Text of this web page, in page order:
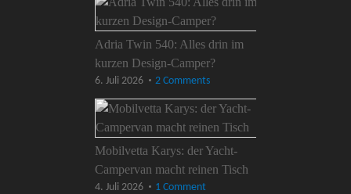
Adria Twin 540: Alles drin im
kurzen Design-Camper?
6. Juli 2026 2 Comments
Mobilvetta Karys: der Yacht-
Campervan macht reinen Tisch
4. Juli 2026 1 Comment